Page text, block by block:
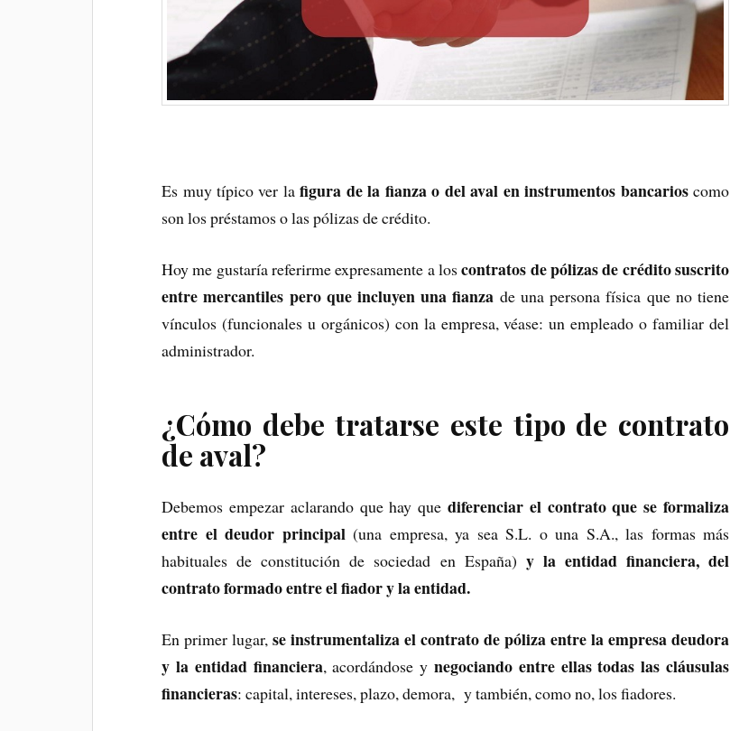
Es muy típico ver lafigura de la fianza o del aval en instrumentos bancarioscomo
son los préstamos o las pólizas de crédito.
Hoy me gustaría referirme expresamente a loscontratos de pólizas de crédito suscrito
entre mercantiles pero que incluyen una fianza de una persona física que no tiene
vínculos (funcionales u orgánicos) con la empresa, véase: un empleado o familiar del
administrador.
¿Cómo debe tratarse este tipo de contrato
de aval?
Debemos empezar aclarando que hay que diferenciar el contrato que se formaliza
entre el deudor principal(una empresa, ya sea S.L. o una S.A., las formas más
habituales de constitución de sociedad en España) y la entidad financiera, del
contrato formado entre el fiador y la entidad.
En primer lugar,se instrumentaliza el contrato de póliza entre la empresa deudora
y la entidad financiera, acordándose ynegociando entre ellas todas las cláusulas
financieras: capital, intereses, plazo, demora, y también, como no, los fiadores.